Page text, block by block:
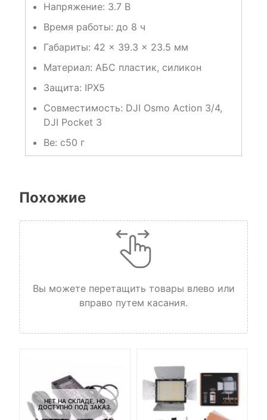
Напряжение: 3.7 В
Время работы: до 8 ч
Габариты: 42 × 39.3 × 23.5 мм
Материал: АБС пластик, силикон
Защита: IPX5
Совместимость: DJI Osmo Action 3/4,
DJI Pocket 3
Ве: с50 г
Похожие
Вы можете перетащить товары влево или
вправо путем касания.
НЕТ НА СКЛАДЕ, НО
ДОСТУПНО ПОД ЗАКАЗ.